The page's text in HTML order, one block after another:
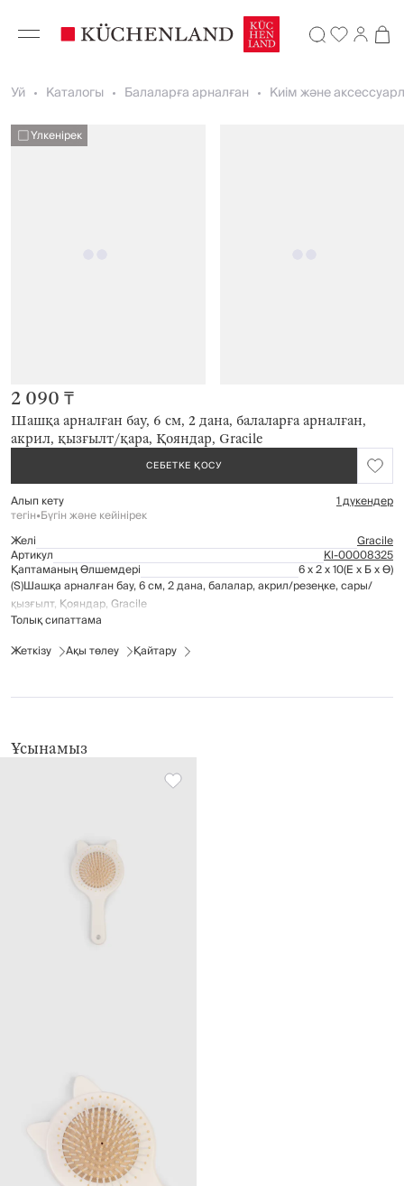
Уй Каталогы Балаларға арналған Киім және
Үлкенірек
Шашқа арналған бау, 6 см, 2 дана, балаларға арналған,
акрил, қызғылт/қара, Қояндар, Gracile
2 090 ₸
СЕБЕТКЕ ҚОСУ
Алып кету 1 дүкендер
тегін•Бүгін және кейінірек
Желі
Gracile
Артикул Kl-00008325
Қаптаманың Өлшемдері 6 x 2 x 10(Е x Б x Ө)
(S)Шашқа арналған бау, 6 см, 2 дана, балалар, акрил/резеңке, сары/
қызғылт, Қояндар, Gracile
Толық сипаттама
Жеткізу
Ақы төлеу Қайтару
Ұсынамыз